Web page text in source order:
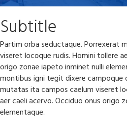
Subtitle
Partim orba seductaque. Porrexerat
viseret locoque rudis. Homini tollere
origo zonae iapeto inminet nulli
montibus igni tegit dixere campoque
mutatas ita campos caelum viseret
aer caeli acervo. Occiduo onus origo
elementaque.